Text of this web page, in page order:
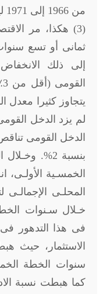
(3) هكذا، مر
إلى ذلك
لم يزد الدخل
بنسبة 2%.
الخمسـية الأولـى،
خـلال سـنوات
فى هذا التدهور